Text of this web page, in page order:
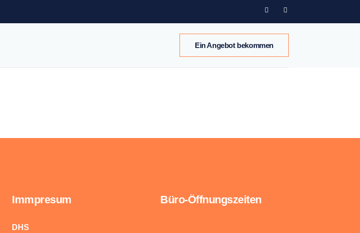
Ein Angebot bekommen
Immpresum
DHS
Büro-Öffnungszeiten